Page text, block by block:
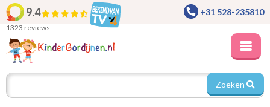
9.4
1323 reviews
+31 528-235810
Zoeken